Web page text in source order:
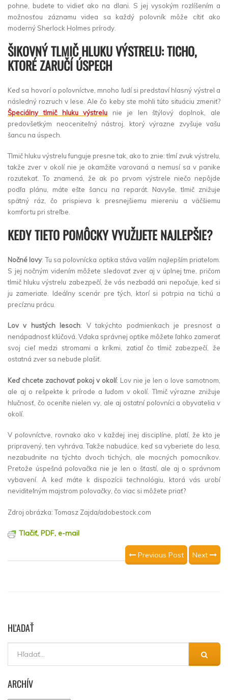
pohne, budete to vidieť ako na dlani. S jej vysokým rozlíšením a
možnosťou záznamu videa sa každý poľovník môže cítiť ako
moderný Sherlock Holmes prírody.
ŠIKOVNÝ TLMIČ HLUKU VÝSTRELU: TICHO,
KTORÉ ZARUČÍ ÚSPECH
Keď sa hovorí o poľovníctve, mnoho ľudí si predstaví hlasný výstrel a
následný rozruch v lese. Ale čo keby ste mohli túto situáciu zmeniť?
Špeciálny tlmič hluku výstrelu nie je len štýlový doplnok, ale
predovšetkým neoceniteľný nástroj, ktorý výrazne zvyšuje vašu
šancu na úspech.
Tlmič hluku výstrelu funguje presne tak, ako to znie: tlmí zvuk výstrelu,
takže zver v okolí nie je okamžite varovaná a nemusí sa v panike
rozutekať. To znamená, že ak po prvom výstrele niečo nepôjde
podľa plánu, máte ešte šancu na reparát. Navyše, tlmič znižuje
spätný ráz, čo prispieva k presnejšiemu miereniu a väčšiemu
komfortu pri streľbe.
KEDY TIETO POMÔCKY VYUŽIJETE NAJLEPŠIE?
Nočné lovy: Tu sa poľovnícka optika stáva vaším najlepším priateľom.
S jej nočným videním môžete sledovať zver aj v úplnej tme, pričom
tlmič hluku výstrelu zabezpečí, že vás nezbadá ani nepočuje, keď si
ju zameriate. Ideálny scenár pre tých, ktorí si potrpia na tichú a
precíznu prácu.
Lov v hustých lesoch: V takýchto podmienkach je presnosť a
nenápadnosť kľúčová. Vďaka správnej optike môžete ľahko zamerať
svoj cieľ medzi stromami a kríkmi, zatiaľ čo tlmič zabezpečí, že
ostatná zver sa nebude plašiť.
Keď chcete zachovať pokoj v okolí: Lov nie je len o love samotnom,
ale aj o rešpekte k prírode a ľuďom v okolí. Tlmič výrazne znižuje
hlučnosť, čo oceníte nielen vy, ale aj ostatní poľovníci a obyvatelia v
okolí.
V poľovníctve, rovnako ako v každej inej disciplíne, platí, že kto je
pripravený, ten vyhráva. Takže nabudúce, keď sa vyberiete do lesa,
nezabudnite na týchto dvoch tichých, ale mocných pomocníkov.
Pretože úspešná poľovačka nie je len o šťastí, ale aj o správnom
vybavení. A keď máte k dispozícii technológiu, ktorá vás urobí
neviditeľným majstrom poľovačky, čo viac si môžete priať?
Zdroj obrázka: Tomasz Zajda/adobestock.com
Tlačiť, PDF, e-mail
Previous Post Next
HĽADAŤ
ARCHÍV